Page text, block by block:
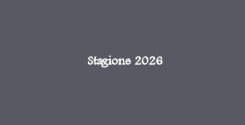
Stagione 2026